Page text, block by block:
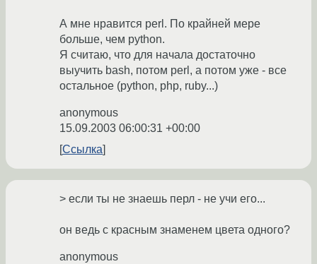
А мне нравится perl. По крайней мере
больше, чем python.
Я считаю, что для начала достаточно
выучить bash, потом perl, а потом уже - все
остальное (python, php, ruby...)
anonymous
15.09.2003 06:00:31 +00:00
Ссылка
> если ты не знаешь перл - не учи его...
он ведь с красным знаменем цвета одного?
anonymous